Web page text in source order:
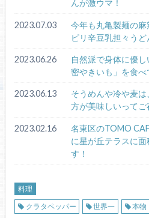
んが激ウマ！
2023.07.03
今年も丸亀製麺の
ピリ辛豆乳担々うど
2023.06.26
自然派で身体に優
密やきいも」を食べ
2023.06.13
そうめんや冷や麦
方が美味しいってご
2023.02.16
名東区のTOMO
に星が丘テラスに
す！
料理
クラタペッパー
世界一 本物